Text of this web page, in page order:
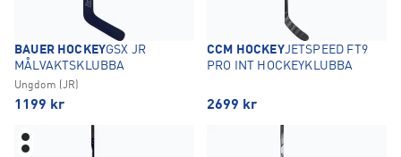
BAUER HOCKEYGSX JR
MÅLVAKTSKLUBBA
Ungdom (JR)
1199 kr
CCM HOCKEYJETSPEED FT9
PRO INT HOCKEYKLUBBA
2699 kr